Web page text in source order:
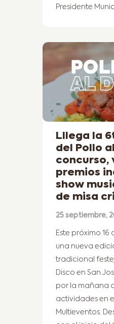
Presidente
Lllega la
del Pollo
concurso,
premios
show
de misa
25 septiembre,
Este próximo
una nueva
tradicional
Disco en San
por la mañana
actividades en
Multieventos.